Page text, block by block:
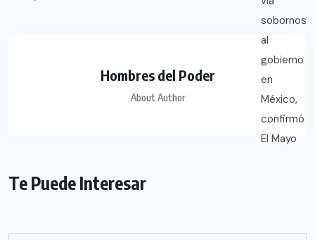
Hombres del Poder
About Author
Te Puede Interesar